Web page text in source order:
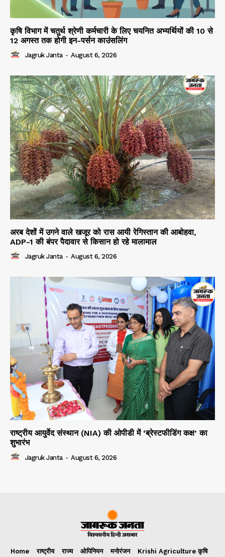
कृषि विभाग में चतुर्थ श्रेणी कर्मचारी के लिए चयनित अभ्यर्थियों की 10 से
12 अगस्त तक होगी इन-पर्सन काउंसलिंग
Jagruk Janta - August 6, 2026
अरब देशों में उगने वाले खजूर को रास आयी रेगिस्तान की आबोहवा,
ADP-1 की बंपर पैदावार से किसान हो रहे मालामाल
Jagruk Janta - August 6, 2026
राष्ट्रीय आयुर्वेद संस्थान (NIA) की ओपीडी में ‘ब्रेस्टफीडिंग कक्ष’ का
शुभारंभ
Jagruk Janta - August 6, 2026
Home राष्ट्रीय राज्य ओपिनियन मनोरंजन
Krishi Agriculture कृषि